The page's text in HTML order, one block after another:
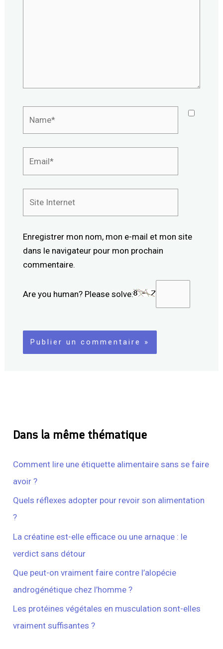
Enregistrer mon nom, mon e-mail et mon site
dans le navigateur pour mon prochain
commentaire.
Are you human? Please solve:
Dans la même thématique
Comment lire une étiquette alimentaire sans se faire
avoir ?
Quels réflexes adopter pour revoir son alimentation
?
La créatine est-elle efficace ou une arnaque : le
verdict sans détour
Que peut-on vraiment faire contre l’alopécie
androgénétique chez l’homme ?
Les protéines végétales en musculation sont-elles
vraiment suffisantes ?